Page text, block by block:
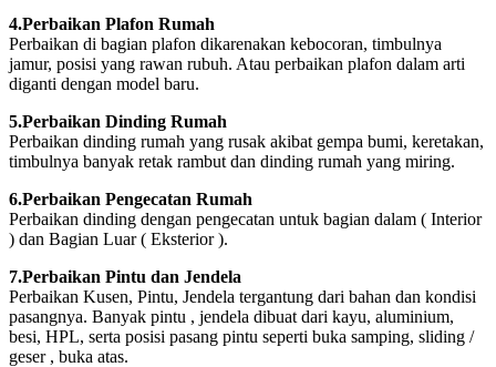
4.Perbaikan Plafon Rumah
Perbaikan di bagian plafon dikarenakan kebocoran, timbulnya
jamur, posisi yang rawan rubuh. Atau perbaikan plafon dalam arti
diganti dengan model baru.
5.Perbaikan Dinding Rumah
Perbaikan dinding rumah yang rusak akibat gempa bumi, keretakan,
timbulnya banyak retak rambut dan dinding rumah yang miring.
6.Perbaikan Pengecatan Rumah
Perbaikan dinding dengan pengecatan untuk bagian dalam ( Interior
) dan Bagian Luar ( Eksterior ).
7.Perbaikan Pintu dan Jendela
Perbaikan Kusen, Pintu, Jendela tergantung dari bahan dan kondisi
pasangnya. Banyak pintu , jendela dibuat dari kayu, aluminium,
besi, HPL, serta posisi pasang pintu seperti buka samping, sliding /
geser , buka atas.